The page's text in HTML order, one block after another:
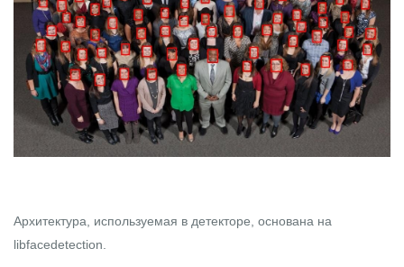
Архитектура, используемая в детекторе, основана на
libfacedetection